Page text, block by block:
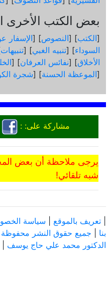
بعض الكتب الأخرى
[الكتب] [النصوص] [الإسفار
السوداء] [تنبيه الغبي] [تنبيهات
الأخلاق] [نفائس العرفان] [
[الموعظة الحسنة] [شجرة
مشاركة على: :
يرجى ملاحظة أن بعض
شبه تلقائي!
تعريف بالموقع سياسة
بنا
جميع حقوق النشر محفوظة © 1999-
الدكتور محمد علي حاج يوسف